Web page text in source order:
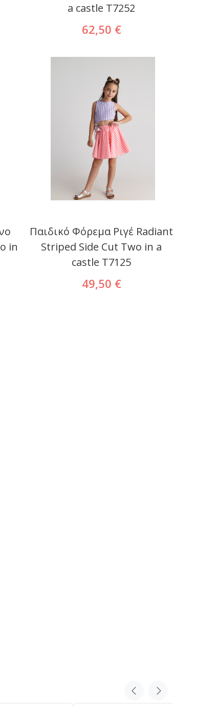
a castle T7252
62,50 €
in
Παιδικό Φόρεμα Ριγέ Radiant
Striped Side Cut Two in a
castle T7125
49,50 €